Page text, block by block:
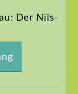
Der Nils-